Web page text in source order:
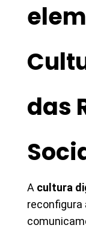
das
A cultura
reconfigura